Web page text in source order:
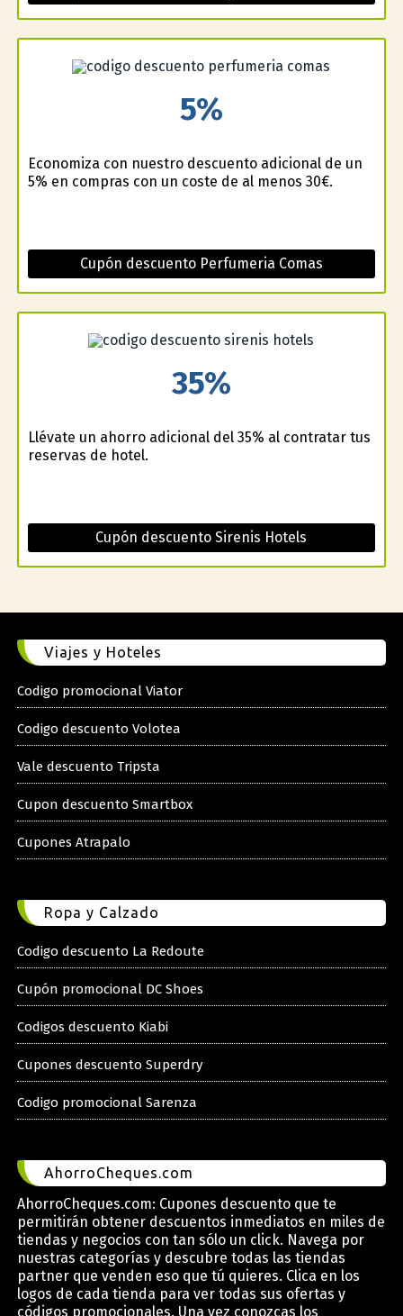
5%
Economiza con nuestro descuento adicional de un
5% en compras con un coste de al menos 30€.
Cupón descuento Perfumeria Comas
35%
Llévate un ahorro adicional del 35% al contratar tus
reservas de hotel.
Cupón descuento Sirenis Hotels
Viajes y Hoteles
Codigo promocional Viator
Codigo descuento Volotea
Vale descuento Tripsta
Cupon descuento Smartbox
Cupones Atrapalo
Ropa y Calzado
Codigo descuento La Redoute
Cupón promocional DC Shoes
Codigos descuento Kiabi
Cupones descuento Superdry
Codigo promocional Sarenza
AhorroCheques.com
AhorroCheques.com: Cupones descuento que te
permitirán obtener descuentos inmediatos en miles de
tiendas y negocios con tan sólo un click. Navega por
nuestras categorías y descubre todas las tiendas
partner que venden eso que tú quieres. Clica en los
logos de cada tienda para ver todas sus ofertas y
códigos promocionales. Una vez conozcas los